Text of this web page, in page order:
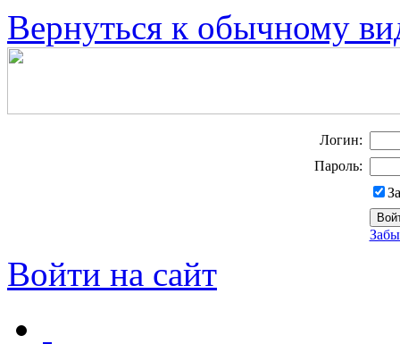
Вернуться к обычному
Логин:
Пароль:
Войти на сайт